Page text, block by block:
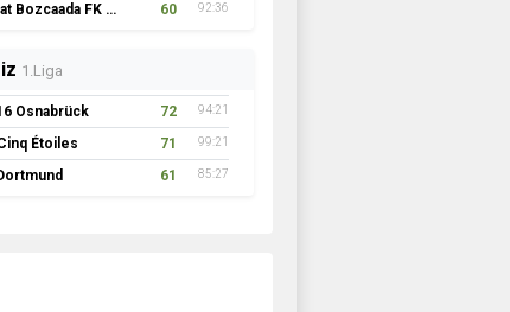
İnşaat Bozcaada FK 1957 60 92:36
1.Liga
Osnabrück 72 94:21
Étoiles 71 99:21
61 85:27